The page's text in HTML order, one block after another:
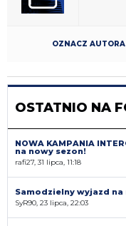
OZNACZ AUTORA
OSTATNIO NA
NOWA KAMPANIA
na nowy sezon!
rafi27, 31 lipca, 11:18
Samodzielny wyjazd
SyR90, 23 lipca, 22:03